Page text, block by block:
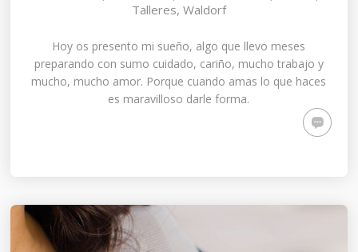
Talleres, Waldorf
Hoy os presento mi sueño, algo que llevo meses
preparando con sumo cuidado, cariño, mucho trabajo y
mucho, mucho amor. Porque cuando amas lo que haces
es maravilloso darle forma.